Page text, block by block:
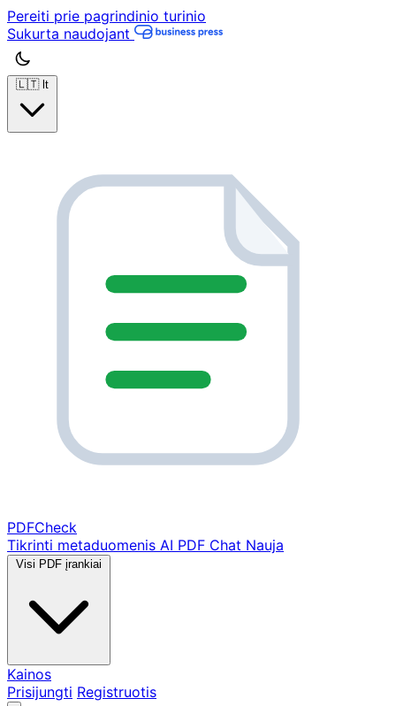
Pereiti prie pagrindinio turinio
Sukurta naudojant
🇱🇹 lt
PDFCheck
Tikrinti metaduomenis AI PDF Chat Nauja
Visi PDF įrankiai
Kainos
Prisijungti Registruotis